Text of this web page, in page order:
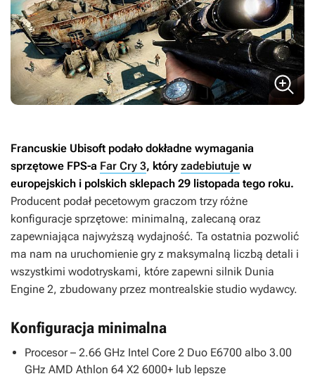
Francuskie Ubisoft podało dokładne wymagania
sprzętowe FPS-a Far Cry 3, który zadebiutuje w
europejskich i polskich sklepach 29 listopada tego roku.
Producent podał pecetowym graczom trzy różne
konfiguracje sprzętowe: minimalną, zalecaną oraz
zapewniająca najwyższą wydajność. Ta ostatnia pozwolić
ma nam na uruchomienie gry z maksymalną liczbą detali i
wszystkimi wodotryskami, które zapewni silnik Dunia
Engine 2, zbudowany przez montrealskie studio wydawcy.
Konfiguracja minimalna
Procesor – 2.66 GHz Intel Core 2 Duo E6700 albo 3.00
GHz AMD Athlon 64 X2 6000+ lub lepsze